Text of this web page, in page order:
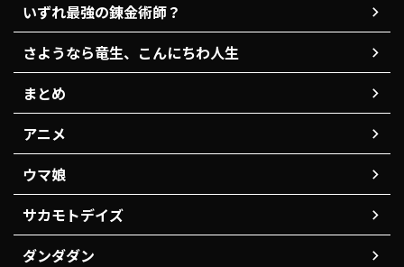
いずれ最強の錬金術師？
さようなら竜生、こんにちわ人生
まとめ
アニメ
ウマ娘
サカモトデイズ
ダンダダン